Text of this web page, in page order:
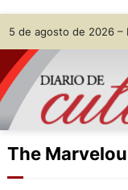
Skip
to
content
5 de agosto de 2026 –
The